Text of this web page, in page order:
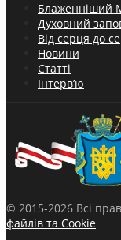
Блаженніший
Духовний
Від серця до
Новини
Статті
Інтерв’ю
© 2015-2026 Всі
файлів та Cookie